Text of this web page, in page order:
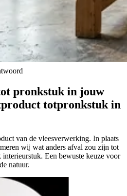
pronkstuk in jouw
totpronkstuk in
van de vleesverwerking. In plaats
wij wat anders afval zou zijn tot
Een bewuste keuze voor
natuur.